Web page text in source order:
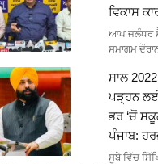
ਵਿਕਾਸ
ਆਪ ਜਲੰਧਰ
ਸਮਾਗਮ
ਸਾਲ
ਪੜ੍ਹਨ
ਭਰ ‘ਚੋਂ
ਪੰਜਾਬ:
ਸੂਬੇ ਵਿੱਚ